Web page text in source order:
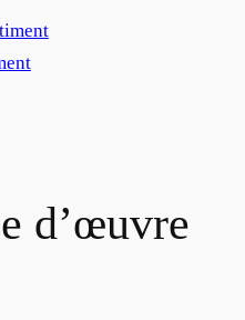
d’œuvre